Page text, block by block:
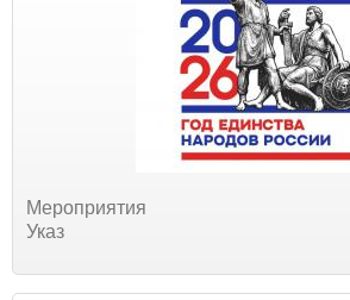
Мероприятия
Указ